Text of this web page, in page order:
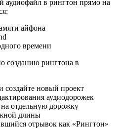
аудиофайл в рингтон прямо на
айфона
времени
созданию рингтона в
создайте новый проект
аудиодорожек
отдельную дорожку
длины
отрывок как «Рингтон»